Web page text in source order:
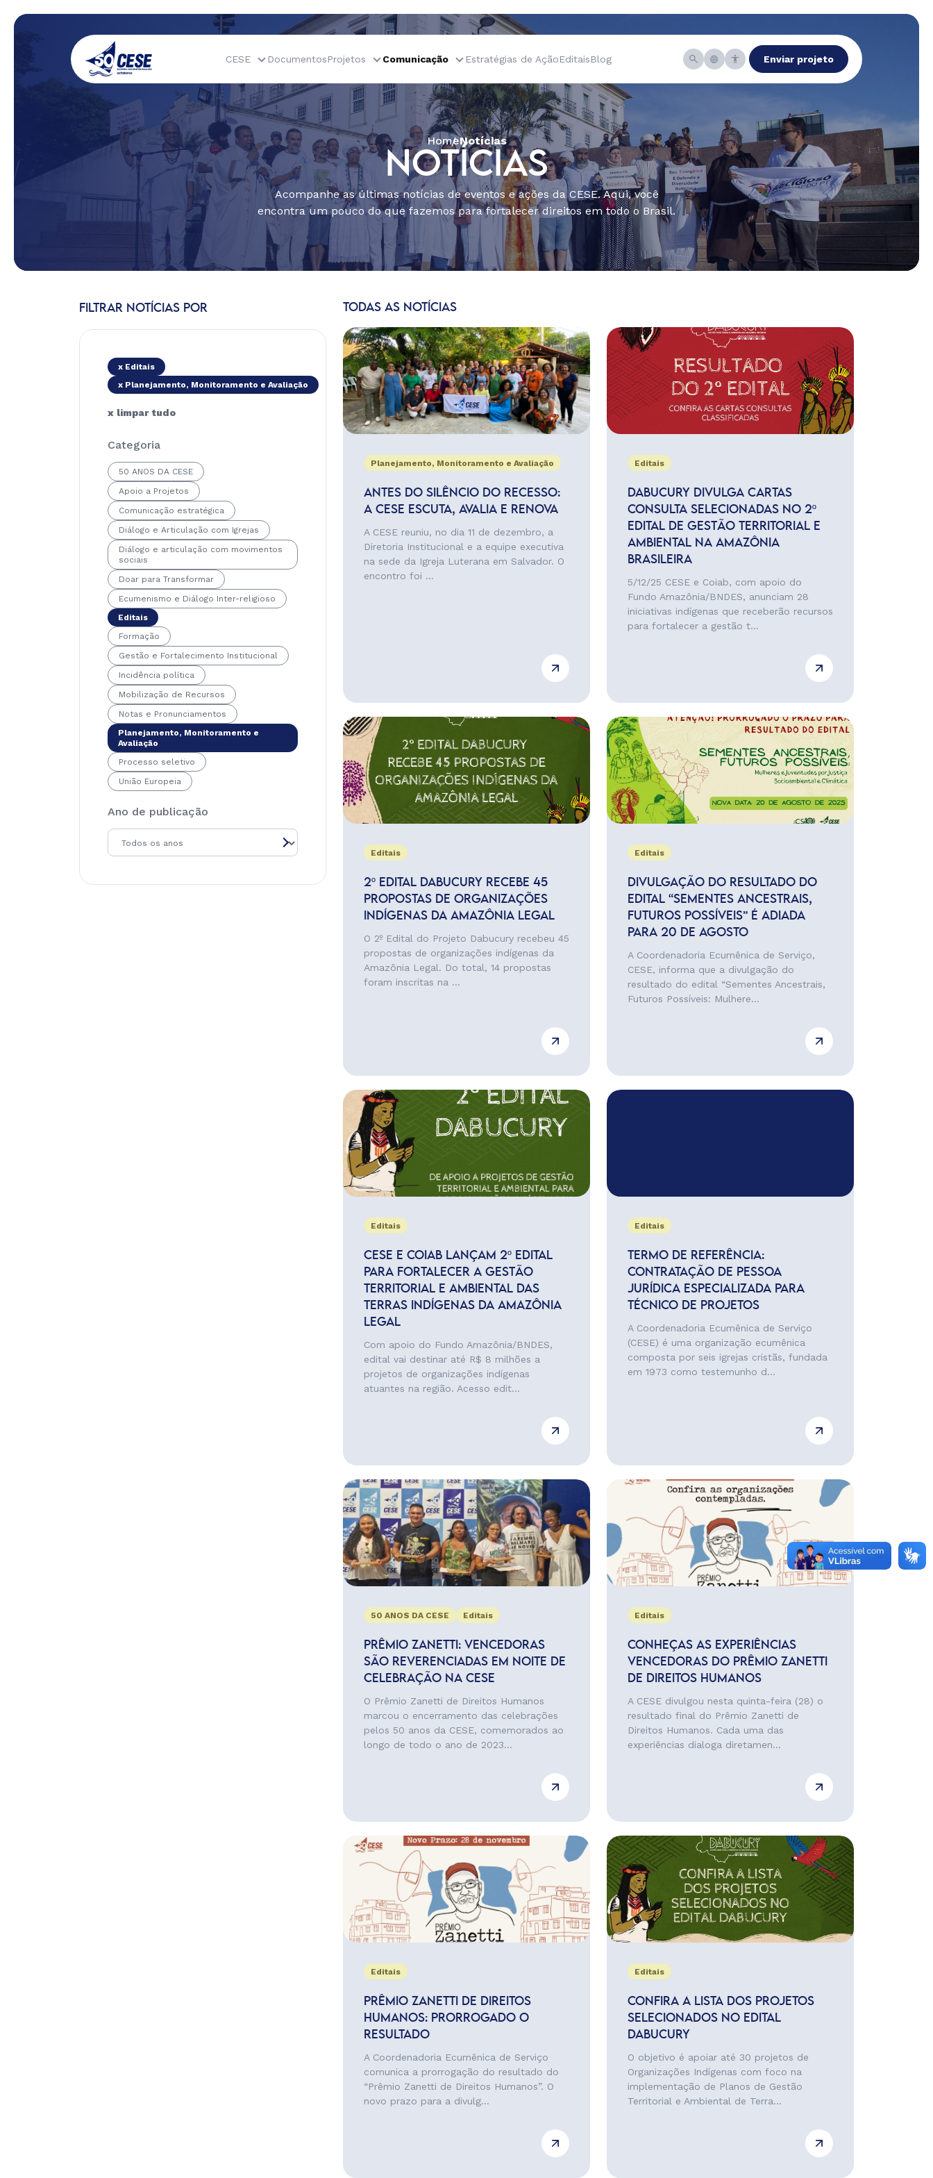
CESE DocumentosProjetos Comunicação Estratégias de AçãoEditaisBlog Enviar projeto
HomeNotícias
NOTÍCIAS
Acompanhe as últimas notícias de eventos e ações da CESE. Aqui, você
encontra um pouco do que fazemos para fortalecer direitos em todo o Brasil.
FILTRAR NOTÍCIAS POR
x Editais
x Planejamento, Monitoramento e Avaliação
x limpar tudo
Categoria
50 ANOS DA CESE
Apoio a Projetos
Comunicação estratégica
Diálogo e Articulação com Igrejas
Diálogo e articulação com movimentos
sociais
Doar para Transformar
Ecumenismo e Diálogo Inter-religioso
Editais
Formação
Gestão e Fortalecimento Institucional
Incidência política
Mobilização de Recursos
Notas e Pronunciamentos
Planejamento, Monitoramento e
Avaliação
Processo seletivo
União Europeia
Ano de publicação
TODAS AS NOTÍCIAS
Planejamento, Monitoramento e Avaliação
ANTES DO SILÊNCIO DO RECESSO:
A CESE ESCUTA, AVALIA E RENOVA
A CESE reuniu, no dia 11 de dezembro, a
Diretoria Institucional e a equipe executiva
na sede da Igreja Luterana em Salvador. O
encontro foi ...
Editais
DABUCURY DIVULGA CARTAS
CONSULTA SELECIONADAS NO 2º
EDITAL DE GESTÃO TERRITORIAL E
AMBIENTAL NA AMAZÔNIA
BRASILEIRA
5/12/25 CESE e Coiab, com apoio do
Fundo Amazônia/BNDES, anunciam 28
iniciativas indígenas que receberão recursos
para fortalecer a gestão t...
Editais
2º EDITAL DABUCURY RECEBE 45
PROPOSTAS DE ORGANIZAÇÕES
INDÍGENAS DA AMAZÔNIA LEGAL
O 2º Edital do Projeto Dabucury recebeu 45
propostas de organizações indígenas da
Amazônia Legal. Do total, 14 propostas
foram inscritas na ...
Editais
DIVULGAÇÃO DO RESULTADO DO
EDITAL “SEMENTES ANCESTRAIS,
FUTUROS POSSÍVEIS” É ADIADA
PARA 20 DE AGOSTO
A Coordenadoria Ecumênica de Serviço,
CESE, informa que a divulgação do
resultado do edital “Sementes Ancestrais,
Futuros Possíveis: Mulhere...
Editais
CESE E COIAB LANÇAM 2º EDITAL
PARA FORTALECER A GESTÃO
TERRITORIAL E AMBIENTAL DAS
TERRAS INDÍGENAS DA AMAZÔNIA
LEGAL
Com apoio do Fundo Amazônia/BNDES,
edital vai destinar até R$ 8 milhões a
projetos de organizações indígenas
atuantes na região. Acesso edit...
Editais
TERMO DE REFERÊNCIA:
CONTRATAÇÃO DE PESSOA
JURÍDICA ESPECIALIZADA PARA
TÉCNICO DE PROJETOS
A Coordenadoria Ecumênica de Serviço
(CESE) é uma organização ecumênica
composta por seis igrejas cristãs, fundada
em 1973 como testemunho d...
50 ANOS DA CESE Editais
PRÊMIO ZANETTI: VENCEDORAS
SÃO REVERENCIADAS EM NOITE DE
CELEBRAÇÃO NA CESE
O Prêmio Zanetti de Direitos Humanos
marcou o encerramento das celebrações
pelos 50 anos da CESE, comemorados ao
longo de todo o ano de 2023...
Editais
CONHEÇAS AS EXPERIÊNCIAS
VENCEDORAS DO PRÊMIO ZANETTI
DE DIREITOS HUMANOS
A CESE divulgou nesta quinta-feira (28) o
resultado final do Prêmio Zanetti de
Direitos Humanos. Cada uma das
experiências dialoga diretamen...
Editais
PRÊMIO ZANETTI DE DIREITOS
HUMANOS: PRORROGADO O
RESULTADO
A Coordenadoria Ecumênica de Serviço
comunica a prorrogação do resultado do
“Prêmio Zanetti de Direitos Humanos”. O
novo prazo para a divulg...
Editais
CONFIRA A LISTA DOS PROJETOS
SELECIONADOS NO EDITAL
DABUCURY
O objetivo é apoiar até 30 projetos de
Organizações Indígenas com foco na
implementação de Planos de Gestão
Territorial e Ambiental de Terra...